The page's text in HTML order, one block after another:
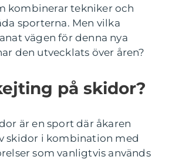
kombinerar tekniker och
sporterna. Men vilka
vägen för denna nya
den utvecklats över åren?
på skidor?
är en sport där åkaren
skidor i kombination med
som vanligtvis används